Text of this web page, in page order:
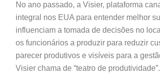
No ano passado, a Visier, plataforma
integral nos EUA para entender melhor
influenciam a tomada de decisões no
os funcionários a produzir para reduzir
parecer produtivos e visíveis para a
Visier chama de “teatro de produtividade”.